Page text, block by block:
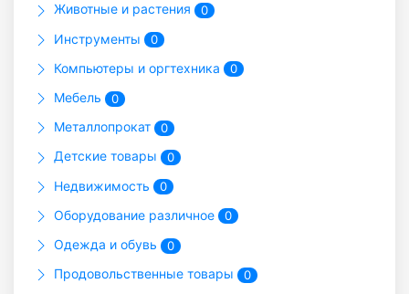
Животные и растения 0
Инструменты 0
Компьютеры и оргтехника 0
Мебель 0
Металлопрокат 0
Детские товары 0
Недвижимость 0
Оборудование различное 0
Одежда и обувь 0
Продовольственные товары 0